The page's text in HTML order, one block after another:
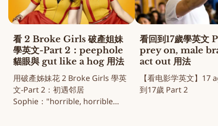
看 2 Broke Girls 破產姐妹
學英文-Part 2：peephole
貓眼與 gut like a hog 用法
用破產姊妹花 2 Broke Girls 學英
文-Part 2：初遇邻居
Sophie："horrible, horrible
看回到17歲學英文
prey on, male
act out 用法
【看电影学英文】17
到17歲 Part 2